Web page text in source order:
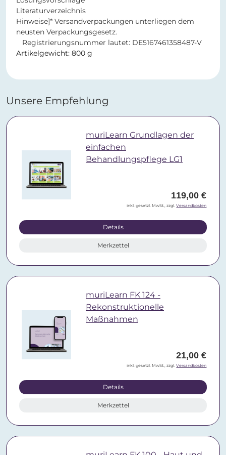
Literaturverzeichnis
Hinweise]* Versandverpackungen unterliegen dem
neusten Verpackungsgesetz.
Registrierungsnummer lautet: DE5167461358487-V
Artikelgewicht: 800 g
Unsere Empfehlung
muriLearn Grundlagen der
einfachen
Behandlungspflege LG1
119,00 €
inkl. gesetzl. MwSt., zzgl.Versandkosten
Details
Merkzettel
muriLearn FK 124 -
Rekonstruktionelle
Maßnahmen
21,00 €
inkl. gesetzl. MwSt., zzgl.Versandkosten
Details
Merkzettel